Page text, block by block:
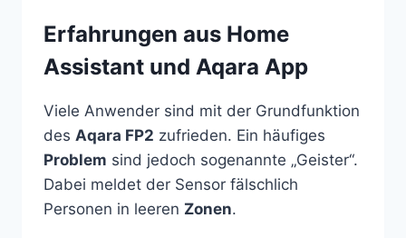
Erfahrungen aus Home
Assistant und Aqara App
Viele Anwender sind mit der Grundfunktion
des Aqara FP2 zufrieden. Ein häufiges
Problem sind jedoch sogenannte „Geister“.
Dabei meldet der Sensor fälschlich
Personen in leeren Zonen.